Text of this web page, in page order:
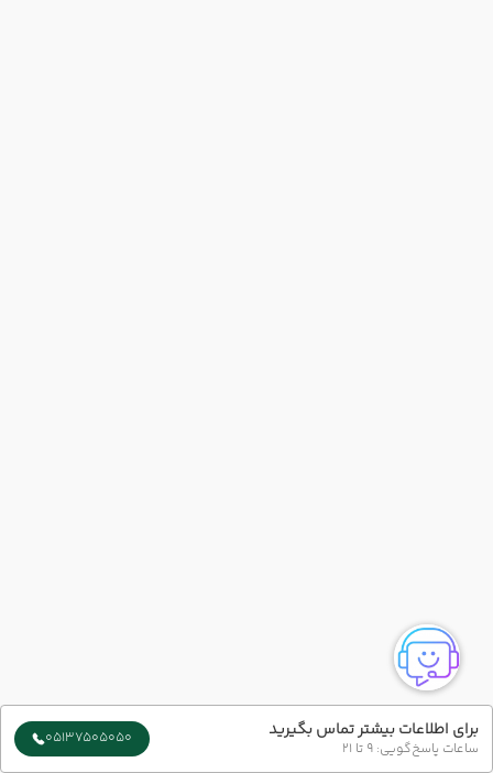
برای اطلاعات بیشتر تماس بگیرید
ساعات پاسخ‌گویی: 9 تا 21
05137505050